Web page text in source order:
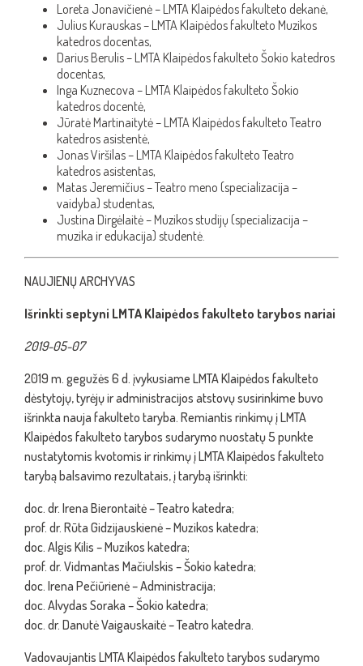
Loreta Jonavičienė – LMTA Klaipėdos fakulteto dekanė,
Julius Kurauskas – LMTA Klaipėdos fakulteto Muzikos
katedros docentas,
Darius Berulis – LMTA Klaipėdos fakulteto Šokio katedros
docentas,
Inga Kuznecova – LMTA Klaipėdos fakulteto Šokio
katedros docentė,
Jūratė Martinaitytė – LMTA Klaipėdos fakulteto Teatro
katedros asistentė,
Jonas Viršilas – LMTA Klaipėdos fakulteto Teatro
katedros asistentas,
Matas Jeremičius – Teatro meno (specializacija –
vaidyba) studentas,
Justina Dirgėlaitė – Muzikos studijų (specializacija –
muzika ir edukacija) studentė.
NAUJIENŲ ARCHYVAS
Išrinkti septyni LMTA Klaipėdos fakulteto tarybos nariai
2019-05-07
2019 m. gegužės 6 d. įvykusiame LMTA Klaipėdos fakulteto
dėstytojų, tyrėjų ir administracijos atstovų susirinkime buvo
išrinkta nauja fakulteto taryba. Remiantis rinkimų į LMTA
Klaipėdos fakulteto tarybos sudarymo nuostatų 5 punkte
nustatytomis kvotomis ir rinkimų į LMTA Klaipėdos fakulteto
tarybą balsavimo rezultatais, į tarybą išrinkti:
doc. dr. Irena Bierontaitė – Teatro katedra;
prof. dr. Rūta Gidzijauskienė – Muzikos katedra;
doc. Algis Kilis – Muzikos katedra;
prof. dr. Vidmantas Mačiulskis – Šokio katedra;
doc. Irena Pečiūrienė – Administracija;
doc. Alvydas Soraka – Šokio katedra;
doc. dr. Danutė Vaigauskaitė – Teatro katedra.
Vadovaujantis LMTA Klaipėdos fakulteto tarybos sudarymo